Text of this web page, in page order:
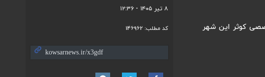
۸ تیر ۱۴۰۵ - ۱۲:۳۶
کد مطلب: 146962
کوثر این شهر